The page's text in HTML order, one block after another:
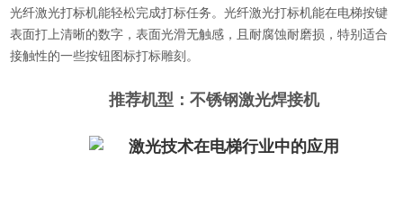
光纤激光打标机能轻松完成打标任务。光纤激光打标机能在电梯按键
表面打上清晰的数字，表面光滑无触感，且耐腐蚀耐磨损，特别适合
接触性的一些按钮图标打标雕刻。
推荐机型： 不锈钢激光焊接机